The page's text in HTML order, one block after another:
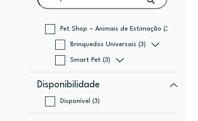
Pet Shop – Animais de Estimação (3)
Brinquedos Universais (3)
Smart Pet (3)
Disponibilidade
Disponível (3)